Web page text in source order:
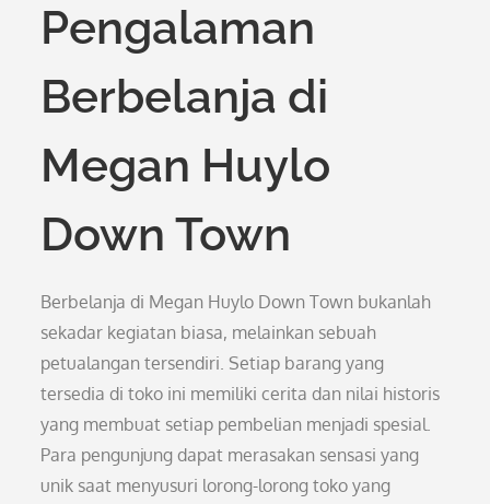
Pengalaman
Berbelanja di
Megan Huylo
Down Town
Berbelanja di Megan Huylo Down Town bukanlah
sekadar kegiatan biasa, melainkan sebuah
petualangan tersendiri. Setiap barang yang
tersedia di toko ini memiliki cerita dan nilai historis
yang membuat setiap pembelian menjadi spesial.
Para pengunjung dapat merasakan sensasi yang
unik saat menyusuri lorong-lorong toko yang